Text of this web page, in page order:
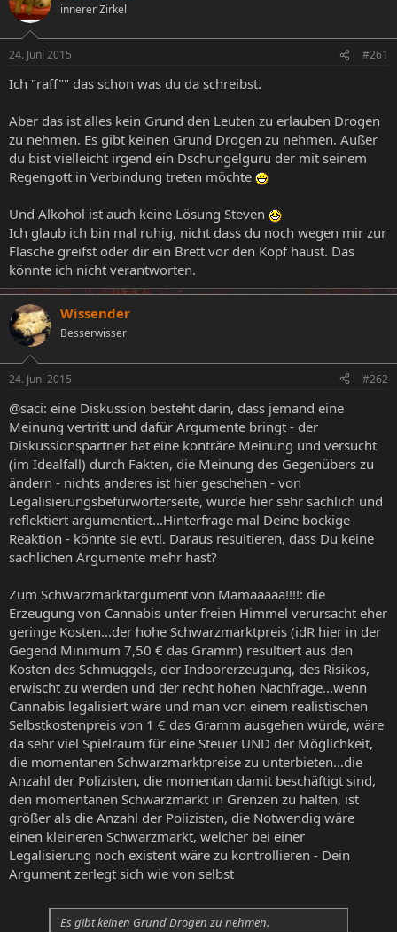
innerer Zirkel
24. Juni 2015 #261
Ich "raff"" das schon was du da schreibst.
Aber das ist alles kein Grund den Leuten zu erlauben Drogen
zu nehmen. Es gibt keinen Grund Drogen zu nehmen. Außer
du bist vielleicht irgend ein Dschungelguru der mit seinem
Regengott in Verbindung treten möchte
Und Alkohol ist auch keine Lösung Steven
Ich glaub ich bin mal ruhig, nicht dass du noch wegen mir zur
Flasche greifst oder dir ein Brett vor den Kopf haust. Das
könnte ich nicht verantworten.
Wissender
Besserwisser
24. Juni 2015 #262
@saci: eine Diskussion besteht darin, dass jemand eine
Meinung vertritt und dafür Argumente bringt - der
Diskussionspartner hat eine konträre Meinung und versucht
(im Idealfall) durch Fakten, die Meinung des Gegenübers zu
ändern - nichts anderes ist hier geschehen - von
Legalisierungsbefürworterseite, wurde hier sehr sachlich und
reflektiert argumentiert...Hinterfrage mal Deine bockige
Reaktion - könnte sie evtl. Daraus resultieren, dass Du keine
sachlichen Argumente mehr hast?
Zum Schwarzmarktargument von Mamaaaaa!!!!: die
Erzeugung von Cannabis unter freien Himmel verursacht eher
geringe Kosten...der hohe Schwarzmarktpreis (idR hier in der
Gegend Minimum 7,50 € das Gramm) resultiert aus den
Kosten des Schmuggels, der Indoorerzeugung, des Risikos,
erwischt zu werden und der recht hohen Nachfrage...wenn
Cannabis legalisiert wäre und man von einem realistischen
Selbstkostenpreis von 1 € das Gramm ausgehen würde, wäre
da sehr viel Spielraum für eine Steuer UND der Möglichkeit,
die momentanen Schwarzmarktpreise zu unterbieten...die
Anzahl der Polizisten, die momentan damit beschäftigt sind,
den momentanen Schwarzmarkt in Grenzen zu halten, ist
größer als die Anzahl der Polizisten, die Notwendig wäre
einen kleineren Schwarzmarkt, welcher bei einer
Legalisierung noch existent wäre zu kontrollieren - Dein
Argument zerlegt sich wie von selbst
Es gibt keinen Grund Drogen zu nehmen.